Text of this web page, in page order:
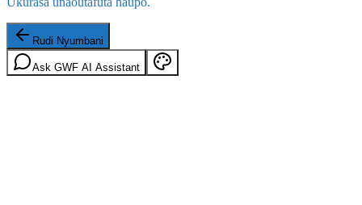
Rudi Nyumbani
Ask GWF AI Assistant